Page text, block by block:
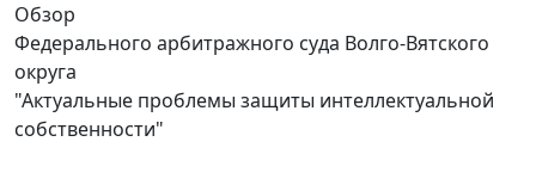
Обзор
Федерального арбитражного суда Волго-Вятского
округа
"Актуальные проблемы защиты интеллектуальной
собственности"